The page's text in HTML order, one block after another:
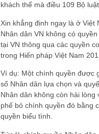
khách thể mà điều 109 Bộ
Xin khẳng định ngay là ở
Nhân dân VN không có
tại VN thông qua các quyền
trong Hiến pháp Việt Nam
Ví dụ: Một chính quyền được
số Nhân dân lựa chọn và
Nhân dân không còn hài
phế bỏ chính quyền đó bằng
quyền biểu tình.